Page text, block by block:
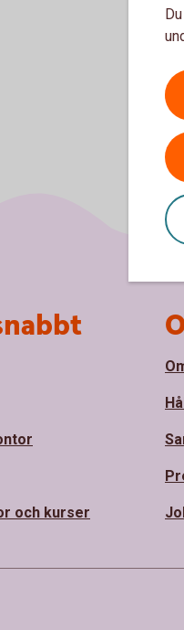
och kurser